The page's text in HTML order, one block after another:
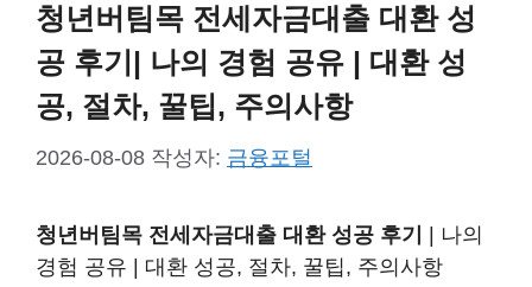
청년버팀목 전세자금대출 대환 성
공 후기| 나의 경험 공유 | 대환 성
공, 절차, 꿀팁, 주의사항
2026-08-08 작성자: 금융포털
청년버팀목 전세자금대출 대환 성공 후기
| 나의
경험 공유 | 대환 성공, 절차, 꿀팁, 주의사항